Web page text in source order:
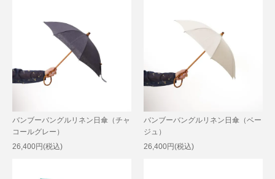
バンブーバングルリネン日傘（チャ
コールグレー）
26,400円(税込)
バンブーバングルリネン日傘（ベー
ジュ）
26,400円(税込)